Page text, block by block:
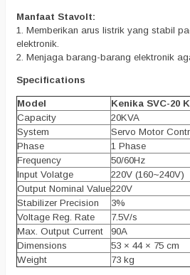
Manfaat Stavolt:
1. Memberikan arus listrik yang stabil
elektronik.
2. Menjaga barang-barang elektronik
Specifications
Model
Kenika SVC-20
Capacity
20KVA
System
Servo Motor
Phase
1 Phase
Frequency
50/60Hz
Input Volatge
220V (160~240V)
Output Nominal Value220V
Stabilizer Precision
3%
Voltage Reg. Rate
7.5V/s
Max. Output Current
90A
Dimensions
53 × 44 × 75 cm
Weight
73 kg